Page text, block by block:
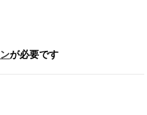
が必要です